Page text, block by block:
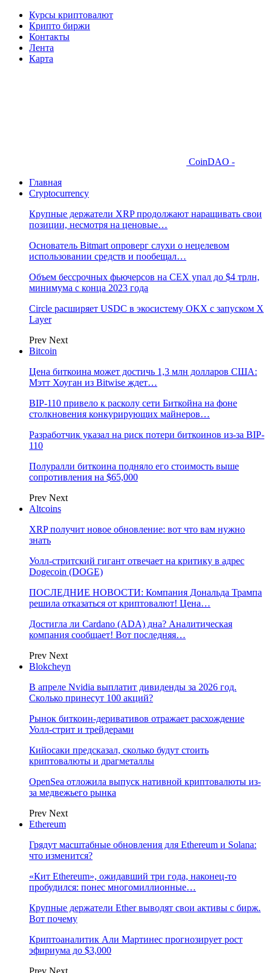
Курсы криптовалют
Крипто биржи
Контакты
Лента
Карта
CoinDAO -
Главная
Cryptocurrency
Крупные держатели XRP продолжают наращивать свои
позиции, несмотря на ценовые…
Основатель Bitmart опроверг слухи о нецелевом
использовании средств и пообещал…
Объем бессрочных фьючерсов на CEX упал до $4 трлн,
минимума с конца 2023 года
Circle расширяет USDC в экосистему OKX с запуском X
Layer
Prev Next
Bitcoin
Цена биткоина может достичь 1,3 млн долларов США:
Мэтт Хоуган из Bitwise ждет…
BIP-110 привело к расколу сети Биткойна на фоне
столкновения конкурирующих майнеров…
Разработчик указал на риск потери биткоинов из-за BIP-
110
Полуралли биткоина подняло его стоимость выше
сопротивления на $65,000
Prev Next
Altcoins
XRP получит новое обновление: вот что вам нужно
знать
Уолл-стритский гигант отвечает на критику в адрес
Dogecoin (DOGE)
ПОСЛЕДНИЕ НОВОСТИ: Компания Дональда Трампа
решила отказаться от криптовалют! Цена…
Достигла ли Cardano (ADA) дна? Аналитическая
компания сообщает! Вот последняя…
Prev Next
Blokcheyn
В апреле Nvidia выплатит дивиденды за 2026 год.
Сколько принесут 100 акций?
Рынок биткоин-деривативов отражает расхождение
Уолл-стрит и трейдерами
Кийосаки предсказал, сколько будут стоить
криптовалюты и драгметаллы
OpenSea отложила выпуск нативной криптовалюты из-
за медвежьего рынка
Prev Next
Ethereum
Грядут масштабные обновления для Ethereum и Solana:
что изменится?
«Кит Ethereum», ожидавший три года, наконец-то
пробудился: понес многомиллионные…
Крупные держатели Ether выводят свои активы с бирж.
Вот почему
Криптоаналитик Али Мартинес прогнозирует рост
эфириума до $3,000
Prev Next